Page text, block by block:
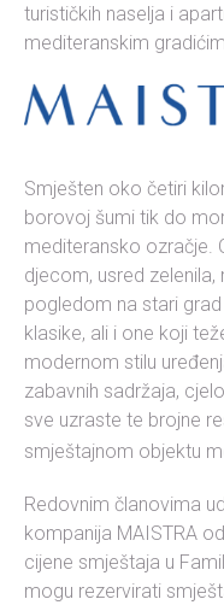
turističkih naselja i
mediteranskim
Smješten oko četiri
borovoj šumi tik do
mediteransko ozračje.
djecom, usred
pogledom na stari
klasike, ali i one koji
modernom stilu
zabavnih sadržaja,
sve uzraste te brojne
smještajnom objektu
Redovnim članovima
kompanija MAISTRA
cijene smještaja u
mogu rezervirati